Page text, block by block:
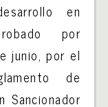
en
por
junio, por el
de
Sancionador